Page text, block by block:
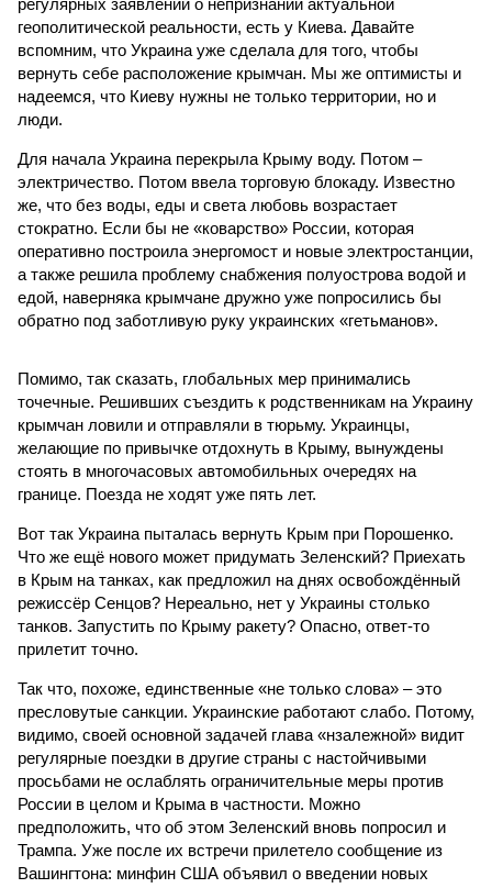
регулярных заявлений о непризнании актуальной
геополитической реальности, есть у Киева. Давайте
вспомним, что Украина уже сделала для того, чтобы
вернуть себе расположение крымчан. Мы же оптимисты и
надеемся, что Киеву нужны не только территории, но и
люди.
Для начала Украина перекрыла Крыму воду. Потом –
электричество. Потом ввела торговую блокаду. Известно
же, что без воды, еды и света любовь возрастает
стократно. Если бы не «коварство» России, которая
оперативно построила энергомост и новые электростанции,
а также решила проблему снабжения полуострова водой и
едой, наверняка крымчане дружно уже попросились бы
обратно под заботливую руку украинских «гетьманов».
Помимо, так сказать, глобальных мер принимались
точечные. Решивших съездить к родственникам на Украину
крымчан ловили и отправляли в тюрьму. Украинцы,
желающие по привычке отдохнуть в Крыму, вынуждены
стоять в многочасовых автомобильных очередях на
границе. Поезда не ходят уже пять лет.
Вот так Украина пыталась вернуть Крым при Порошенко.
Что же ещё нового может придумать Зеленский? Приехать
в Крым на танках, как предложил на днях освобождённый
режиссёр Сенцов? Нереально, нет у Украины столько
танков. Запустить по Крыму ракету? Опасно, ответ-то
прилетит точно.
Так что, похоже, единственные «не только слова» – это
пресловутые санкции. Украинские работают слабо. Потому,
видимо, своей основной задачей глава «нзалежной» видит
регулярные поездки в другие страны с настойчивыми
просьбами не ослаблять ограничительные меры против
России в целом и Крыма в частности. Можно
предположить, что об этом Зеленский вновь попросил и
Трампа. Уже после их встречи прилетело сообщение из
Вашингтона: минфин США объявил о введении новых